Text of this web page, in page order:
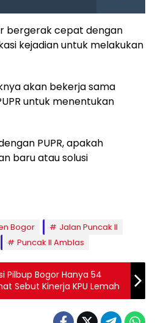
bergerak cepat dengan
kejadian untuk melakukan
akan bekerja sama
untuk menentukan
PUPR, apakah
baru atau solusi
Bogor
Jalan Puncak II
Puncak II Amblas
Pilbup Bogor Hanya 54
Sebut Kinerja KPU Lemah